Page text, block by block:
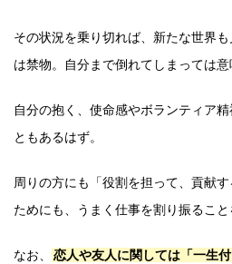
その状況を乗り切れば、新たな世界
は禁物。自分まで倒れてしまっては意
自分の抱く、使命感やボランティア
ともあるはず。
周りの方にも「役割を担って、貢献す
ためにも、うまく仕事を割り振ること
なお、
恋人や友人に関しては「一生